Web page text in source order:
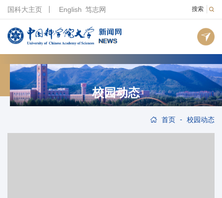
搜索
国科大主页 English 笃志网
校园动态
首页 - 校园动态